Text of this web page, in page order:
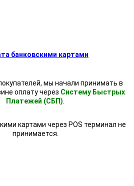
банковскими картами
мы начали принимать в
оплату через Систему Быстрых
Платежей (СБП)
картами через POS терминал не
принимается.